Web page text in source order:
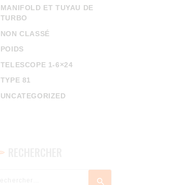
MANIFOLD ET TUYAU DE
TURBO
NON CLASSÉ
POIDS
TELESCOPE 1-6×24
TYPE 81
UNCATEGORIZED